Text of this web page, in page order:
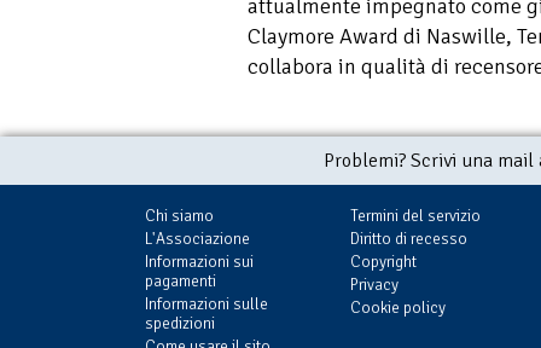
attualmente impegnato come
Claymore Award di Naswille,
collabora in qualità di
Problemi? Scrivi una
Chi siamo
L'Associazione
Informazioni sui
pagamenti
Informazioni sulle
spedizioni
Termini del servizio
Diritto di recesso
Copyright
Privacy
Cookie policy